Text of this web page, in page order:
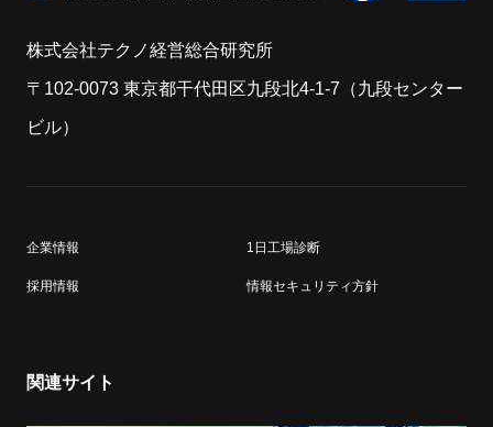
株式会社テクノ経営総合研究所
〒102-0073 東京都干代田区九段北4-1-7（九段センター
ビル）
企業情報 1日工場診断
採用情報 情報セキュリティ方針
関連サイト